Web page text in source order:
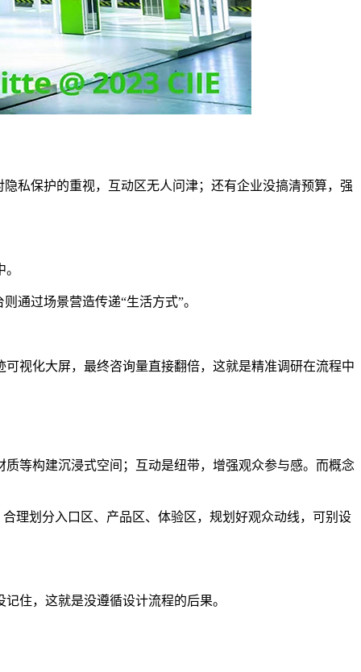
私保护的重视，互动区无人问津；还有企业没搞清预算，强
通过场景营造传递“生活方式”。
视化大屏，最终咨询量直接翻倍，这就是精准调研在流程中
等构建沉浸式空间；互动是纽带，增强观众参与感。而概念
理划分入口区、产品区、体验区，规划好观众动线，可别设
住，这就是没遵循设计流程的后果。